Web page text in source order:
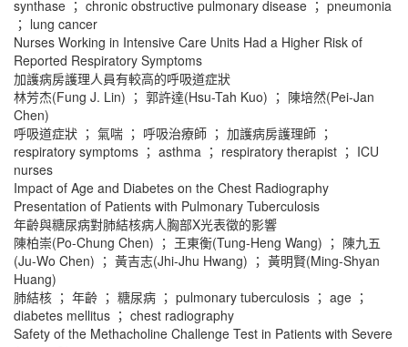
synthase ； chronic obstructive pulmonary disease ； pneumonia
； lung cancer
Nurses Working in Intensive Care Units Had a Higher Risk of
Reported Respiratory Symptoms
加護病房護理人員有較高的呼吸道症狀
林芳杰(Fung J. Lin) ； 郭許達(Hsu-Tah Kuo) ； 陳培然(Pei-Jan
Chen)
呼吸道症狀 ； 氣喘 ； 呼吸治療師 ； 加護病房護理師 ；
respiratory symptoms ； asthma ； respiratory therapist ； ICU
nurses
Impact of Age and Diabetes on the Chest Radiography
Presentation of Patients with Pulmonary Tuberculosis
年齡與糖尿病對肺結核病人胸部X光表徵的影響
陳柏崇(Po-Chung Chen) ； 王東衡(Tung-Heng Wang) ； 陳九五
(Ju-Wo Chen) ； 黃吉志(Jhi-Jhu Hwang) ； 黃明賢(Ming-Shyan
Huang)
肺結核 ； 年齡 ； 糖尿病 ； pulmonary tuberculosis ； age ；
diabetes mellitus ； chest radiography
Safety of the Methacholine Challenge Test in Patients with Severe